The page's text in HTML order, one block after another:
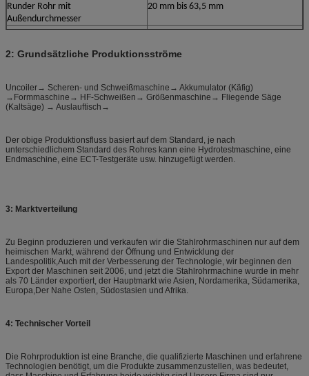
Runder Rohr mit
Außendurchmesser
20 mm bis 63,5 mm
Schweißgeschwindigkeit der Rohre 90 m/min
2: Grundsätzliche Produktionsströme
Uncoiler→ Scheren- und Schweißmaschine→ Akkumulator (Käfig)
→Formmaschine→ HF-Schweißen→ Größenmaschine→ Fliegende Säge
(Kaltsäge) → Auslauftisch→
Der obige Produktionsfluss basiert auf dem Standard, je nach
unterschiedlichem Standard des Rohres kann eine Hydrotestmaschine, eine
Endmaschine, eine ECT-Testgeräte usw. hinzugefügt werden.
3: Marktverteilung
Zu Beginn produzieren und verkaufen wir die Stahlrohrmaschinen nur auf dem
heimischen Markt, während der Öffnung und Entwicklung der
Landespolitik,Auch mit der Verbesserung der Technologie, wir beginnen den
Export der Maschinen seit 2006, und jetzt die Stahlrohrmachine wurde in mehr
als 70 Länder exportiert, der Hauptmarkt wie Asien, Nordamerika, Südamerika,
Europa,Der Nahe Osten, Südostasien und Afrika.
4: Technischer Vorteil
Die Rohrproduktion ist eine Branche, die qualifizierte Maschinen und erfahrene
Technologien benötigt, um die Produkte zusammenzustellen, was bedeutet,